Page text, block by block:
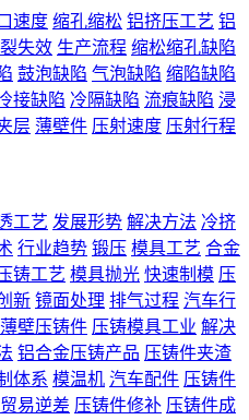
速度 缩孔缩松 铝挤压工艺 铝
失效 生产流程 缩松缩孔缺陷
鼓泡缺陷 气泡缺陷 缩陷缺陷
接缺陷 冷隔缺陷 流痕缺陷 浸
层 薄壁件 压射速度 压射行程
工艺 发展形势 解决方法 冷挤
行业趋势 锻压 模具工艺 合金
铸工艺 模具抛光 快速制模 压
新 镜面处理 排气过程 汽车行
薄壁压铸件 压铸模具工业 解决
铝合金压铸产品 压铸件夹渣
体系 模温机 汽车配件 压铸件
贸易逆差 压铸件修补 压铸件成